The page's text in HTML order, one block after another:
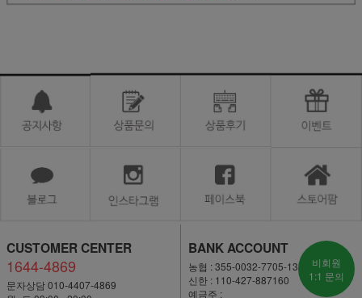
CUSTOMER CENTER
1644-4869
문자상담 010-4407-4869
BANK ACCOUNT
농협 : 355-0032-7705-13
신한 : 110-427-887160
예금주 :
비회원
1:1 문의